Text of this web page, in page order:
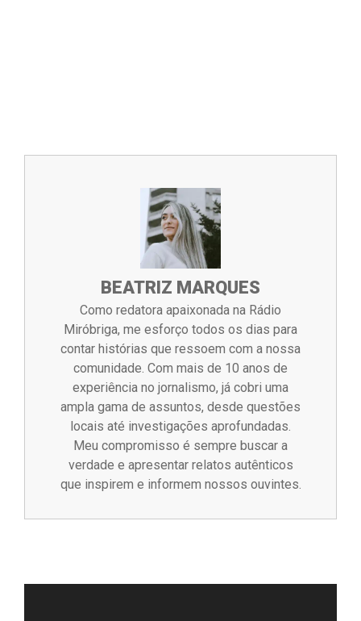
BEATRIZ MARQUES
Como redatora apaixonada na Rádio
Miróbriga, me esforço todos os dias para
contar histórias que ressoem com a nossa
comunidade. Com mais de 10 anos de
experiência no jornalismo, já cobri uma
ampla gama de assuntos, desde questões
locais até investigações aprofundadas.
Meu compromisso é sempre buscar a
verdade e apresentar relatos autênticos
que inspirem e informem nossos ouvintes.